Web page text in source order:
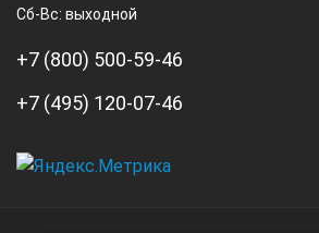
Сб-Вс: выходной
+7 (800) 500-59-46
+7 (495) 120-07-46